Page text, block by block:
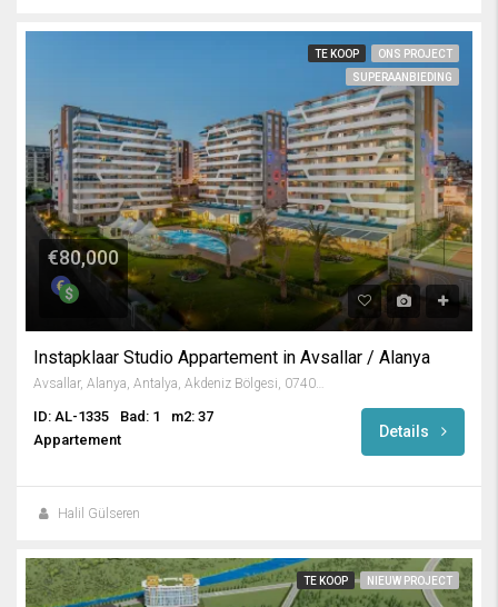
TE KOOP
ONS PROJECT
SUPERAANBIEDING
€80,000
Instapklaar Studio Appartement in Avsallar / Alanya
ID: AL-1335 Bad: 1
m2: 37
Appartement
Details
Halil Gülseren
TE KOOP NIEUW PROJECT